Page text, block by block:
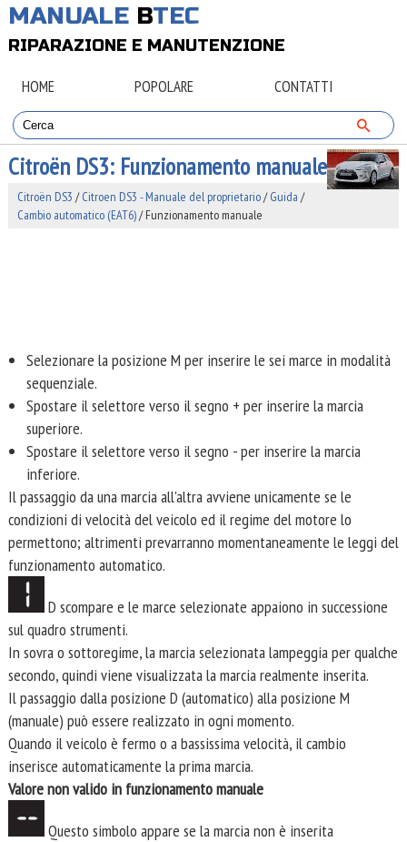
MANUALE BTEC
RIPARAZIONE E MANUTENZIONE
HOME POPOLARE CONTATTI
Citroën DS3: Funzionamento manuale
Citroën DS3 /Citroen DS3 - Manuale del proprietario/Guida /
Cambio automatico (EAT6)/ Funzionamento manuale
Selezionare la posizione M per inserire le sei marce in modalità
sequenziale.
Spostare il selettore verso il segno + per inserire la marcia
superiore.
Spostare il selettore verso il segno - per inserire la marcia
inferiore.
Il passaggio da una marcia all'altra avviene unicamente se le
condizioni di velocità del veicolo ed il regime del motore lo
permettono; altrimenti prevarranno momentaneamente le leggi del
funzionamento automatico.
D scompare e le marce selezionate appaiono in successione
sul quadro strumenti.
In sovra o sottoregime, la marcia selezionata lampeggia per qualche
secondo, quindi viene visualizzata la marcia realmente inserita.
Il passaggio dalla posizione D (automatico) alla posizione M
(manuale) può essere realizzato in ogni momento.
Quando il veicolo è fermo o a bassissima velocità, il cambio
inserisce automaticamente la prima marcia.
Valore non valido in funzionamento manuale
Questo simbolo appare se la marcia non è inserita